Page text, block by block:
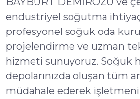
endüstriyel soğutma
profesyonel soğuk oda
projelendirme ve uzman
hizmeti sunuyoruz. Soğuk
depolarınızda oluşan tüm
müdahale ederek